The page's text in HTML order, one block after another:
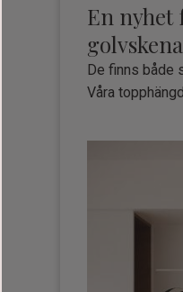
En nyhet
De finns både
Våra